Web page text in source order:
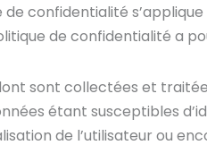
confidentialité
de confidentialité a
sont collectées et
étant susceptibles
de l’utilisateur ou